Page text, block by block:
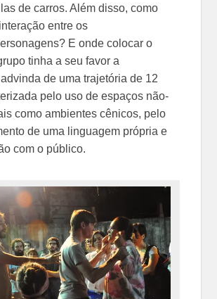
de carros. Além disso, como
entre os
E onde colocar o
tinha a seu favor a
de uma trajetória de 12
pelo uso de espaços não-
como ambientes cênicos, pelo
de uma linguagem própria e
com o público.